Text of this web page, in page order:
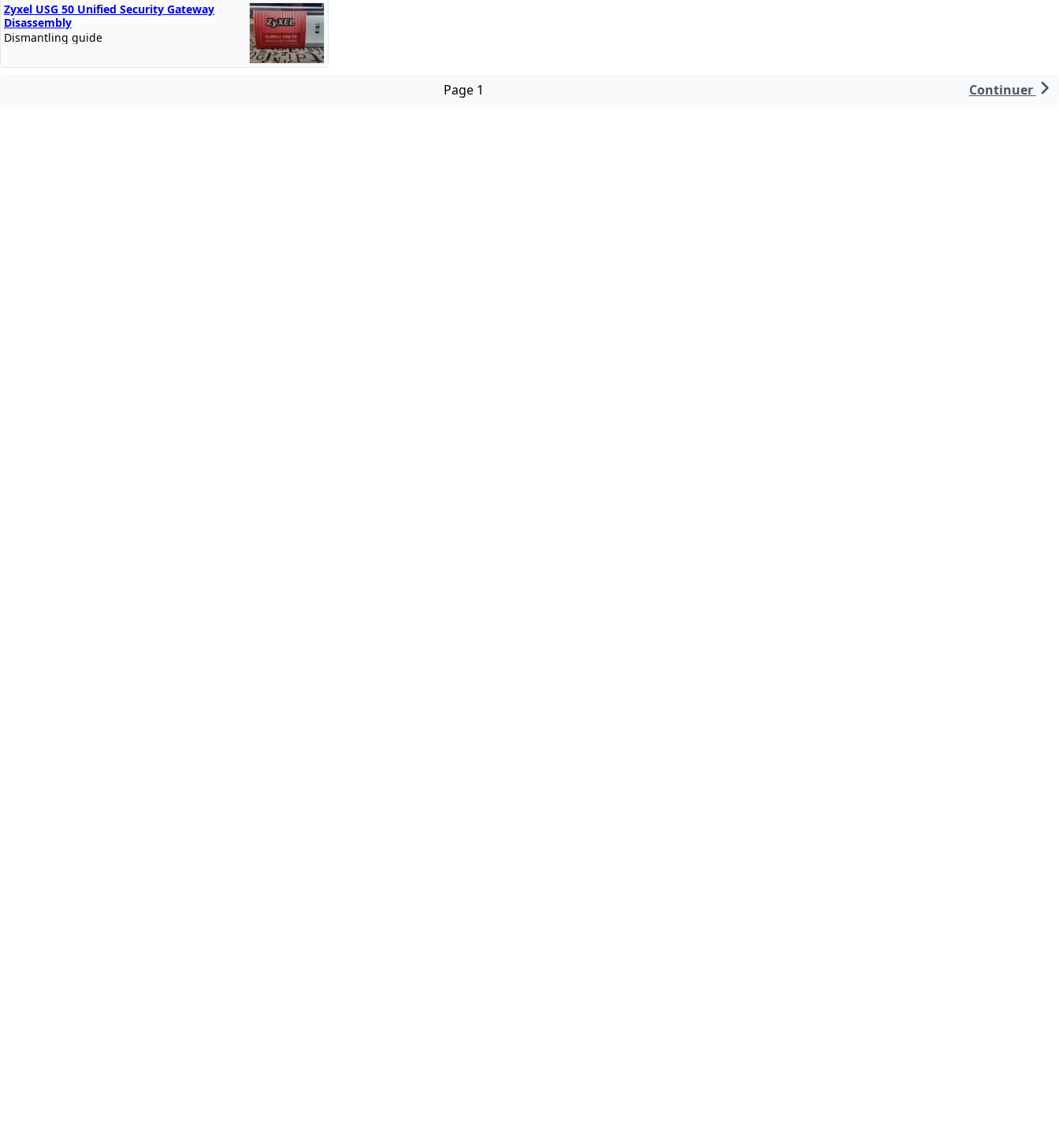
Zyxel USG 50 Unified Security Gateway
Disassembly
Dismantling guide
Page 1 Continuer